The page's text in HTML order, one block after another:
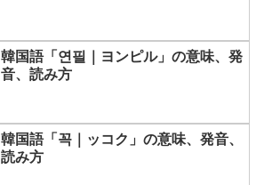
韓国語「연필｜ヨンピル」の意味、発
音、読み方
韓国語「꼭｜ッコク」の意味、発音、
読み方